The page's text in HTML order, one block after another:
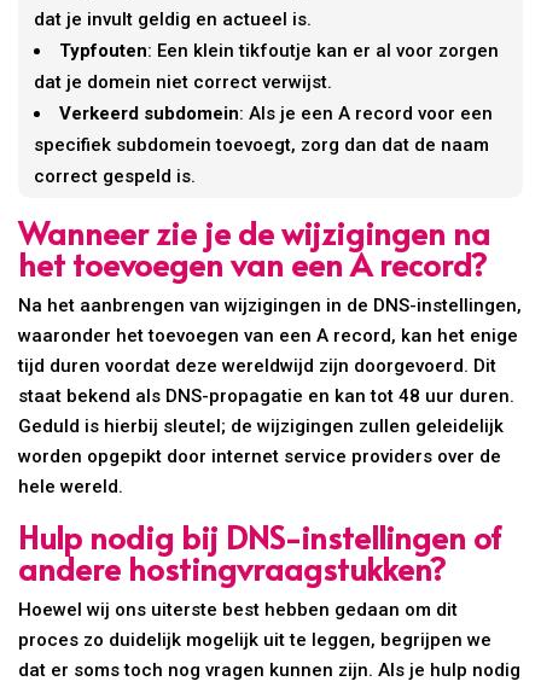
dat je invult geldig en actueel is.
Typfouten: Een klein tikfoutje kan er al voor zorgen
dat je domein niet correct verwijst.
Verkeerd subdomein: Als je een A record voor een
specifiek subdomein toevoegt, zorg dan dat de naam
correct gespeld is.
Wanneer zie je de wijzigingen na
het toevoegen van een A record?
Na het aanbrengen van wijzigingen in de DNS-instellingen,
waaronder het toevoegen van een A record, kan het enige
tijd duren voordat deze wereldwijd zijn doorgevoerd. Dit
staat bekend als DNS-propagatie en kan tot 48 uur duren.
Geduld is hierbij sleutel; de wijzigingen zullen geleidelijk
worden opgepikt door internet service providers over de
hele wereld.
Hulp nodig bij DNS-instellingen of
andere hostingvraagstukken?
Hoewel wij ons uiterste best hebben gedaan om dit
proces zo duidelijk mogelijk uit te leggen, begrijpen we
dat er soms toch nog vragen kunnen zijn. Als je hulp nodig